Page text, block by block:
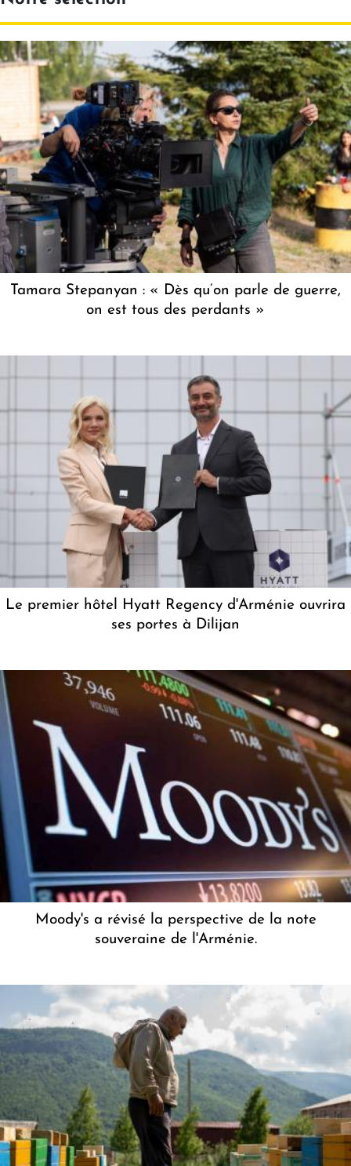
Tamara Stepanyan : « Dès qu’on parle de guerre,
on est tous des perdants »
Le premier hôtel Hyatt Regency d'Arménie ouvrira
ses portes à Dilijan
Moody's a révisé la perspective de la note
souveraine de l'Arménie.